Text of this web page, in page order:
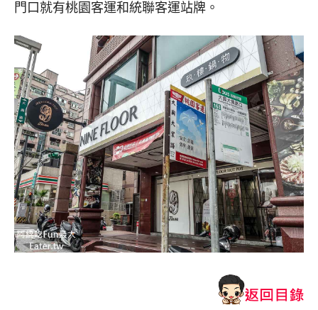
門口就有桃園客運和統聯客運站牌。